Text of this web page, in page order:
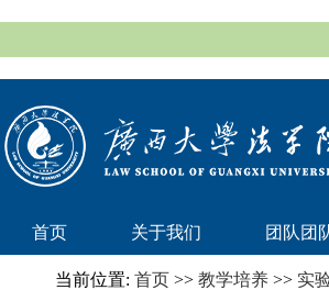
首页 关于我们 团队团
当前位置: 首页 >> 教学培养 >> 实